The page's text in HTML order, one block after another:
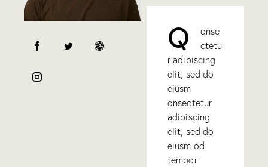
Q
onse
ctetu
r adipiscing
elit, sed do
eiusm
onsectetur
adipiscing
elit, sed do
eiusm od
tempor